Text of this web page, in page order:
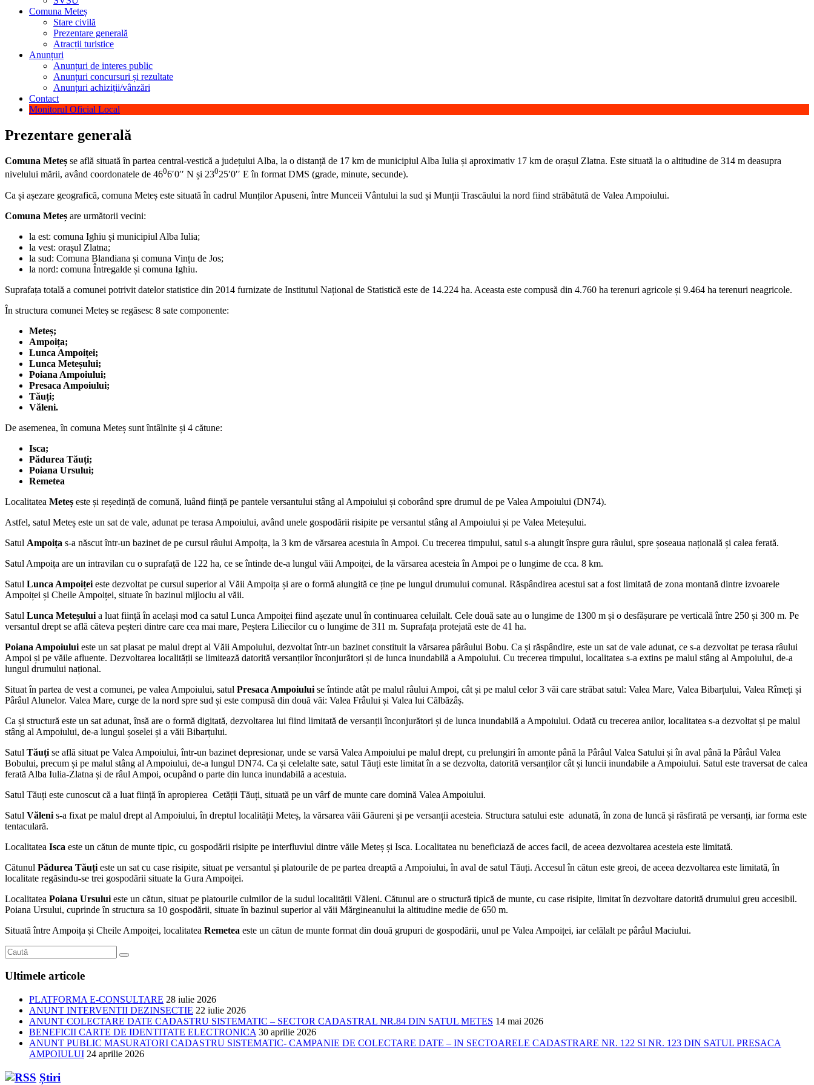
Comuna Meteș
Stare civilă
Prezentare generală
Atracții turistice
Anunțuri
Anunțuri de interes public
Anunțuri concursuri și rezultate
Anunțuri achiziții/vânzări
Contact
Monitorul Oficial Local
Prezentare generală
Comuna Meteș se află situată în partea central-vestică a județului Alba, la o distanță de 17 km de municipiul Alba Iulia și aproximativ 17 km de orașul Zlatna. Este situată la o altitudine de 314 m deasupra
nivelului mării, având coordonatele de 4606′0′′ N și 23025′0′′ E în format DMS (grade, minute, secunde).
Ca și așezare geografică, comuna Meteș este situată în cadrul Munților Apuseni, între Munceii Vântului la sud și Munții Trascăului la nord fiind străbătută de Valea Ampoiului.
Comuna Meteș are următorii vecini:
la est: comuna Ighiu și municipiul Alba Iulia;
la vest: orașul Zlatna;
la sud: Comuna Blandiana și comuna Vințu de Jos;
la nord: comuna Întregalde și comuna Ighiu.
Suprafața totală a comunei potrivit datelor statistice din 2014 furnizate de Institutul Național de Statistică este de 14.224 ha. Aceasta este compusă din 4.760 ha terenuri agricole și 9.464 ha terenuri neagricole.
În structura comunei Meteș se regăsesc 8 sate componente:
Meteș;
Ampoița;
Lunca Ampoiței;
Lunca Meteșului;
Poiana Ampoiului;
Presaca Ampoiului;
Tăuți;
Văleni.
De asemenea, în comuna Meteș sunt întâlnite și 4 cătune:
Isca;
Pădurea Tăuți;
Poiana Ursului;
Remetea
Localitatea Meteș este și reședință de comună, luând ființă pe pantele versantului stâng al Ampoiului și coborând spre drumul de pe Valea Ampoiului (DN74).
Astfel, satul Meteș este un sat de vale, adunat pe terasa Ampoiului, având unele gospodării risipite pe versantul stâng al Ampoiului și pe Valea Meteșului.
Satul Ampoița s-a născut într-un bazinet de pe cursul râului Ampoița, la 3 km de vărsarea acestuia în Ampoi. Cu trecerea timpului, satul s-a alungit înspre gura râului, spre șoseaua națională și calea ferată.
Satul Ampoița are un intravilan cu o suprafață de 122 ha, ce se întinde de-a lungul văii Ampoiței, de la vărsarea acesteia în Ampoi pe o lungime de cca. 8 km.
Satul Lunca Ampoiței este dezvoltat pe cursul superior al Văii Ampoița și are o formă alungită ce ține pe lungul drumului comunal. Răspândirea acestui sat a fost limitată de zona montană dintre izvoarele
Ampoiței și Cheile Ampoiței, situate în bazinul mijlociu al văii.
Satul Lunca Meteșului a luat ființă în același mod ca satul Lunca Ampoiței fiind așezate unul în continuarea celuilalt. Cele două sate au o lungime de 1300 m și o desfășurare pe verticală între 250 și 300 m. Pe
versantul drept se află căteva peșteri dintre care cea mai mare, Peștera Liliecilor cu o lungime de 311 m. Suprafața protejată este de 41 ha.
Poiana Ampoiului este un sat plasat pe malul drept al Văii Ampoiului, dezvoltat într-un bazinet constituit la vărsarea pârâului Bobu. Ca și răspândire, este un sat de vale adunat, ce s-a dezvoltat pe terasa râului
Ampoi și pe văile afluente. Dezvoltarea localității se limitează datorită versanților înconjurători și de lunca inundabilă a Ampoiului. Cu trecerea timpului, localitatea s-a extins pe malul stâng al Ampoiului, de-a
lungul drumului național.
Situat în partea de vest a comunei, pe valea Ampoiului, satul Presaca Ampoiului se întinde atât pe malul râului Ampoi, cât și pe malul celor 3 văi care străbat satul: Valea Mare, Valea Bibarțului, Valea Rîmeți și
Pârâul Alunelor. Valea Mare, curge de la nord spre sud și este compusă din două văi: Valea Frâului și Valea lui Călbăzâș.
Ca și structură este un sat adunat, însă are o formă digitată, dezvoltarea lui fiind limitată de versanții înconjurători și de lunca inundabilă a Ampoiului. Odată cu trecerea anilor, localitatea s-a dezvoltat și pe malul
stâng al Ampoiului, de-a lungul șoselei și a văii Bibarțului.
Satul Tăuți se află situat pe Valea Ampoiului, într-un bazinet depresionar, unde se varsă Valea Ampoiului pe malul drept, cu prelungiri în amonte până la Pârâul Valea Satului și în aval până la Pârâul Valea
Bobului, precum și pe malul stâng al Ampoiului, de-a lungul DN74. Ca și celelalte sate, satul Tăuți este limitat în a se dezvolta, datorită versanților cât și luncii inundabile a Ampoiului. Satul este traversat de calea
ferată Alba Iulia-Zlatna și de râul Ampoi, ocupând o parte din lunca inundabilă a acestuia.
Satul Tăuți este cunoscut că a luat ființă în apropierea Cetății Tăuți, situată pe un vârf de munte care domină Valea Ampoiului.
Satul Văleni s-a fixat pe malul drept al Ampoiului, în dreptul localității Meteș, la vărsarea văii Găureni și pe versanții acesteia. Structura satului este adunată, în zona de luncă și răsfirată pe versanți, iar forma este
tentaculară.
Localitatea Isca este un cătun de munte tipic, cu gospodării risipite pe interfluviul dintre văile Meteș și Isca. Localitatea nu beneficiază de acces facil, de aceea dezvoltarea acesteia este limitată.
Cătunul Pădurea Tăuți este un sat cu case risipite, situat pe versantul și platourile de pe partea dreaptă a Ampoiului, în aval de satul Tăuți. Accesul în cătun este greoi, de aceea dezvoltarea este limitată, în
localitate regăsindu-se trei gospodării situate la Gura Ampoiței.
Localitatea Poiana Ursului este un cătun, situat pe platourile culmilor de la sudul localității Văleni. Cătunul are o structură tipică de munte, cu case risipite, limitat în dezvoltare datorită drumului greu accesibil.
Poiana Ursului, cuprinde în structura sa 10 gospodării, situate în bazinul superior al văii Mărgineanului la altitudine medie de 650 m.
Situată între Ampoița și Cheile Ampoiței, localitatea Remetea este un cătun de munte format din două grupuri de gospodării, unul pe Valea Ampoiței, iar celălalt pe pârâul Maciului.
Ultimele articole
PLATFORMA E-CONSULTARE 28 iulie 2026
ANUNT INTERVENTII DEZINSECTIE 22 iulie 2026
ANUNT COLECTARE DATE CADASTRU SISTEMATIC – SECTOR CADASTRAL NR.84 DIN SATUL METES 14 mai 2026
BENEFICII CARTE DE IDENTITATE ELECTRONICA 30 aprilie 2026
ANUNT PUBLIC MASURATORI CADASTRU SISTEMATIC- CAMPANIE DE COLECTARE DATE – IN SECTOARELE CADASTRARE NR. 122 SI NR. 123 DIN SATUL PRESACA
AMPOIULUI 24 aprilie 2026
Știri